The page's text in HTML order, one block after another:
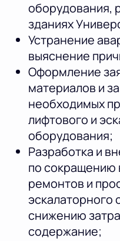
оборудования,
зданиях
Устранение
выяснение
Оформление
материалов и
необходимых
лифтового и
оборудования;
Разработка и
по сокращению
ремонтов и
эскалаторного
снижению
содержание;